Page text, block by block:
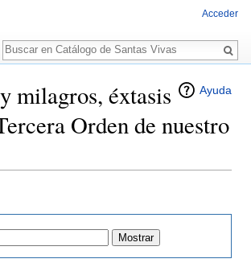
Ayuda
milagros, éxtasis
Orden de nuestro
Acceder
Buscar